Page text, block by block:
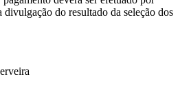
divulgação do resultado da seleção dos